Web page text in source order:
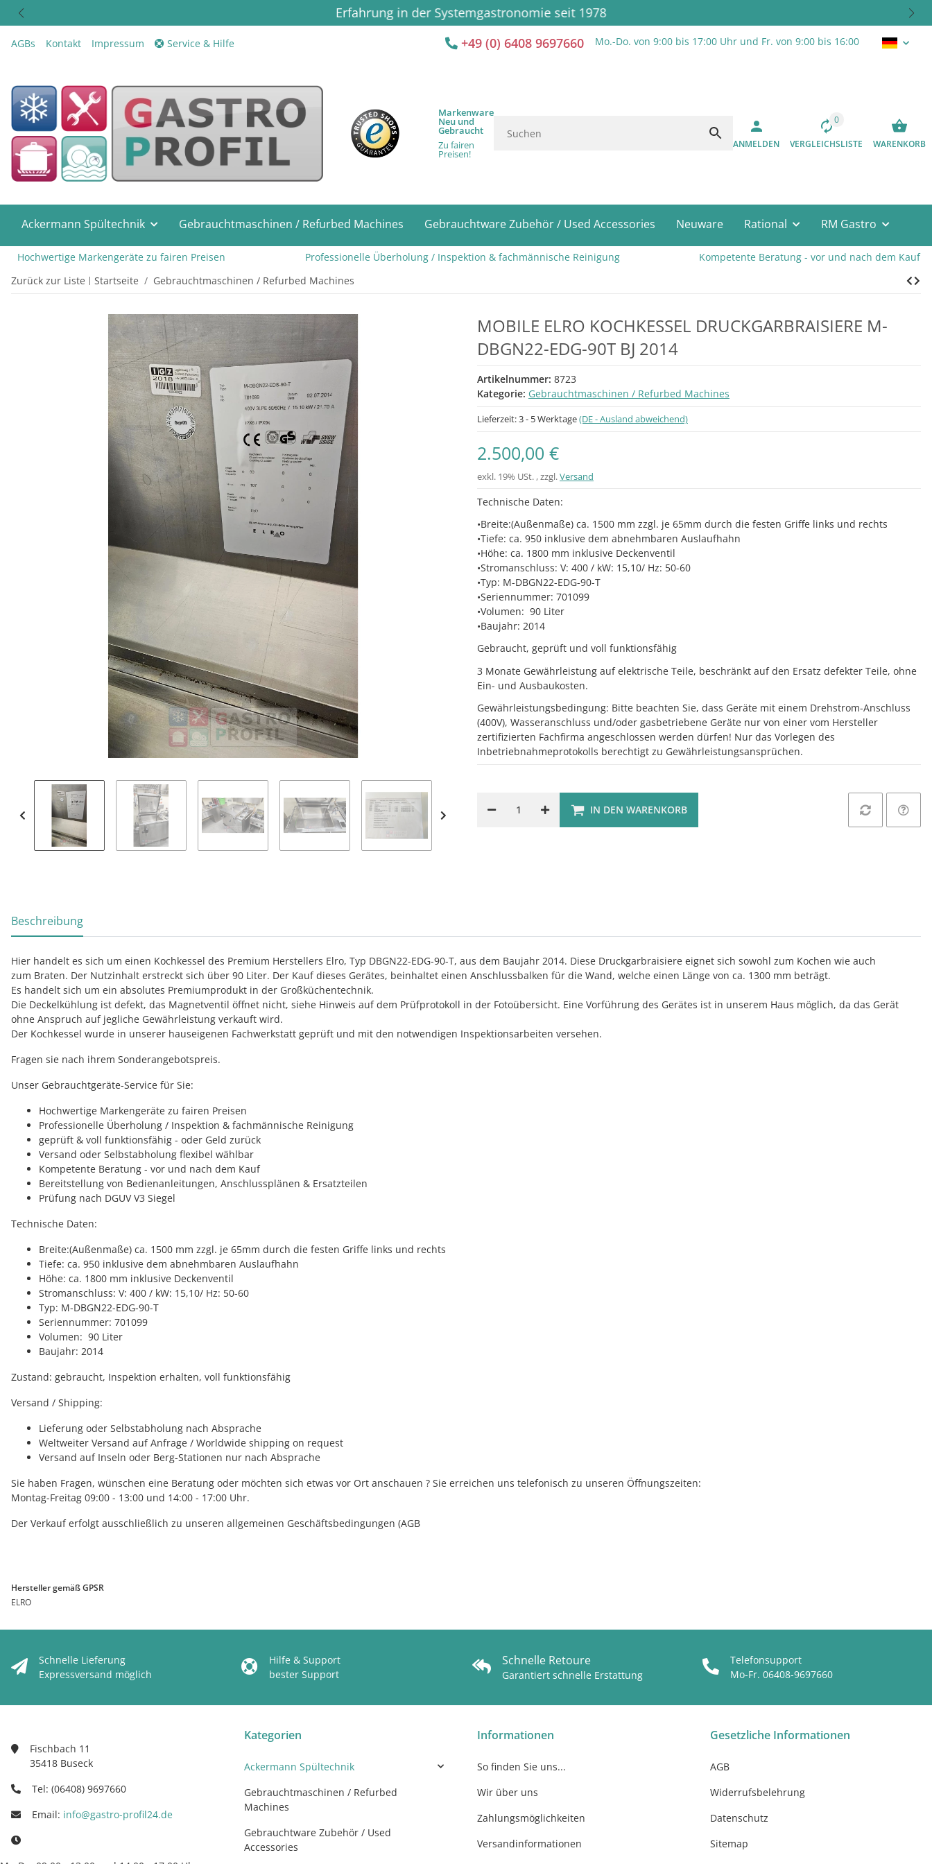
Erfahrung in der Systemgastronomie seit 1978
AGBs Kontakt Impressum Service & Hilfe +49 (0) 6408 9697660 Mo.-Do. von 9:00 bis 17:00 Uhr und Fr. von 9:00 bis 16:00
Markenware
Neu und
Gebraucht
Zu fairen
Preisen!
ANMELDEN
0
VERGLEICHSLISTE WARENKORB
Ackermann Spültechnik Gebrauchtmaschinen / Refurbed Machines Gebrauchtware Zubehör / Used Accessories Neuware Rational RM Gastro
Hochwertige Markengeräte zu fairen Preisen Professionelle Überholung / Inspektion & fachmännische Reinigung
Kompetente Beratung - vor und nach dem Kauf
Zurück zur Liste
Startseite Gebrauchtmaschinen / Refurbed Machines
MOBILE ELRO KOCHKESSEL DRUCKGARBRAISIERE M-
DBGN22-EDG-90T BJ 2014
Artikelnummer: 8723
Kategorie: Gebrauchtmaschinen / Refurbed Machines
Lieferzeit:3 - 5 Werktage(DE - Ausland abweichend)
2.500,00 €
exkl. 19% USt. , zzgl.Versand
Technische Daten:
•Breite:(Außenmaße) ca. 1500 mm zzgl. je 65mm durch die festen Griffe links und rechts
•Tiefe: ca. 950 inklusive dem abnehmbaren Auslaufhahn
•Höhe: ca. 1800 mm inklusive Deckenventil
•Stromanschluss: V: 400 / kW: 15,10/ Hz: 50-60
•Typ: M-DBGN22-EDG-90-T
•Seriennummer: 701099
•Volumen: 90 Liter
•Baujahr: 2014
Gebraucht, geprüft und voll funktionsfähig
3 Monate Gewährleistung auf elektrische Teile, beschränkt auf den Ersatz defekter Teile, ohne
Ein- und Ausbaukosten.
Gewährleistungsbedingung: Bitte beachten Sie, dass Geräte mit einem Drehstrom-Anschluss
(400V), Wasseranschluss und/oder gasbetriebene Geräte nur von einer vom Hersteller
zertifizierten Fachfirma angeschlossen werden dürfen! Nur das Vorlegen des
Inbetriebnahmeprotokolls berechtigt zu Gewährleistungsansprüchen.
IN DEN WARENKORB
weitere Registerkarten anzeigen
Beschreibung
Hier handelt es sich um einen Kochkessel des Premium Herstellers Elro, Typ DBGN22-EDG-90-T, aus dem Baujahr 2014. Diese Druckgarbraisiere eignet sich sowohl zum Kochen wie auch
zum Braten. Der Nutzinhalt erstreckt sich über 90 Liter. Der Kauf dieses Gerätes, beinhaltet einen Anschlussbalken für die Wand, welche einen Länge von ca. 1300 mm beträgt.
Es handelt sich um ein absolutes Premiumprodukt in der Großküchentechnik.
Die Deckelkühlung ist defekt, das Magnetventil öffnet nicht, siehe Hinweis auf dem Prüfprotokoll in der Fotoübersicht. Eine Vorführung des Gerätes ist in unserem Haus möglich, da das Gerät
ohne Anspruch auf jegliche Gewährleistung verkauft wird.
Der Kochkessel wurde in unserer hauseigenen Fachwerkstatt geprüft und mit den notwendigen Inspektionsarbeiten versehen.
Fragen sie nach ihrem Sonderangebotspreis.
Unser Gebrauchtgeräte-Service für Sie:
Hochwertige Markengeräte zu fairen Preisen
Professionelle Überholung / Inspektion & fachmännische Reinigung
geprüft & voll funktionsfähig - oder Geld zurück
Versand oder Selbstabholung flexibel wählbar
Kompetente Beratung - vor und nach dem Kauf
Bereitstellung von Bedienanleitungen, Anschlussplänen & Ersatzteilen
Prüfung nach DGUV V3 Siegel
Technische Daten:
Breite:(Außenmaße) ca. 1500 mm zzgl. je 65mm durch die festen Griffe links und rechts
Tiefe: ca. 950 inklusive dem abnehmbaren Auslaufhahn
Höhe: ca. 1800 mm inklusive Deckenventil
Stromanschluss: V: 400 / kW: 15,10/ Hz: 50-60
Typ: M-DBGN22-EDG-90-T
Seriennummer: 701099
Volumen: 90 Liter
Baujahr: 2014
Zustand: gebraucht, Inspektion erhalten, voll funktionsfähig
Versand / Shipping:
Lieferung oder Selbstabholung nach Absprache
Weltweiter Versand auf Anfrage / Worldwide shipping on request
Versand auf Inseln oder Berg-Stationen nur nach Absprache
Sie haben Fragen, wünschen eine Beratung oder möchten sich etwas vor Ort anschauen ? Sie erreichen uns telefonisch zu unseren Öffnungszeiten:
Montag-Freitag 09:00 - 13:00 und 14:00 - 17:00 Uhr.
Der Verkauf erfolgt ausschließlich zu unseren allgemeinen Geschäftsbedingungen (AGB
Hersteller gemäß GPSR
ELRO
Schnelle Lieferung
Expressversand möglich
Hilfe & Support
bester Support
Schnelle Retoure
Garantiert schnelle Erstattung
Telefonsupport
Mo-Fr. 06408-9697660
Fischbach 11
35418 Buseck
Tel: (06408) 9697660
Email: info@gastro-profil24.de
Kategorien
Ackermann Spültechnik
Gebrauchtmaschinen / Refurbed
Machines
Gebrauchtware Zubehör / Used
Accessories
Informationen
So finden Sie uns...
Wir über uns
Zahlungsmöglichkeiten
Versandinformationen
Gesetzliche Informationen
AGB
Widerrufsbelehrung
Datenschutz
Sitemap